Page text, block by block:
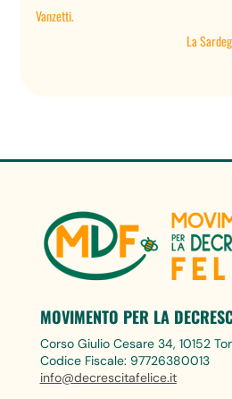
Vanzetti.
La
MOVIMENTO PER LA
Corso Giulio Cesare 34, 10152
Codice Fiscale: 97726380013
info@decrescitafelice.it